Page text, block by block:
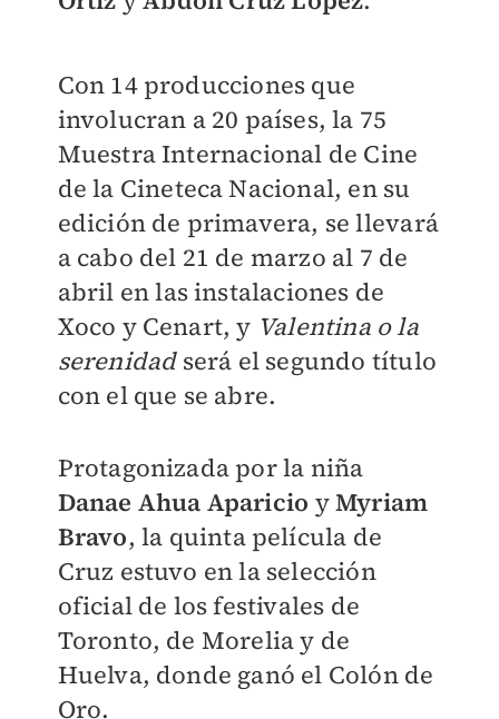
Con 14 producciones que
involucran a 20 países, la 75
Muestra Internacional de Cine
de la Cineteca Nacional, en su
edición de primavera, se llevará
a cabo del 21 de marzo al 7 de
abril en las instalaciones de
Xoco y Cenart, y Valentina o la
serenidadserá el segundo título
con el que se abre.
Protagonizada por la niña
Danae Ahua Aparicio yMyriam
Bravo, la quinta película de
Cruz estuvo en la selección
oficial de los festivales de
Toronto, de Morelia y de
Huelva, donde ganó el Colón de
Oro.